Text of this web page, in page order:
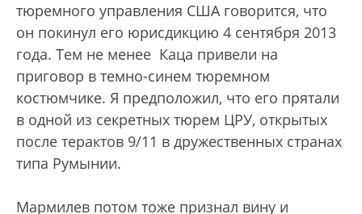
тюремного управления США говорится, что
он покинул его юрисдикцию 4 сентября 2013
года. Тем не менее Каца привели на
приговор в темно-синем тюремном
костюмчике. Я предположил, что его прятали
в одной из секретных тюрем ЦРУ, открытых
после терактов 9/11 в дружественных странах
типа Румынии.
Мармилев потом тоже признал вину и